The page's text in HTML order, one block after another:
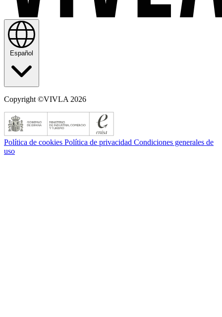
Español
Copyright ©VIVLA 2026
Política de cookies Política de privacidad Condiciones generales de
uso